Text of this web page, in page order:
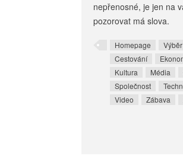
nepřenosné, je jen na
pozorovat má slova.
Homepage
Cestování
Kultura
Média
Společnost
Video
Zábava